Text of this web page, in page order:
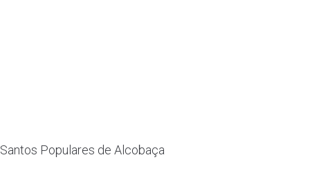
Santos Populares de Alcobaça